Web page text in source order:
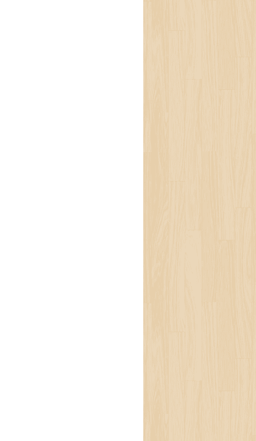
तथा सरुवा
। उनका श्रीमान्
गर्दागर्दै उनी एक
उनको जागिरे मनले